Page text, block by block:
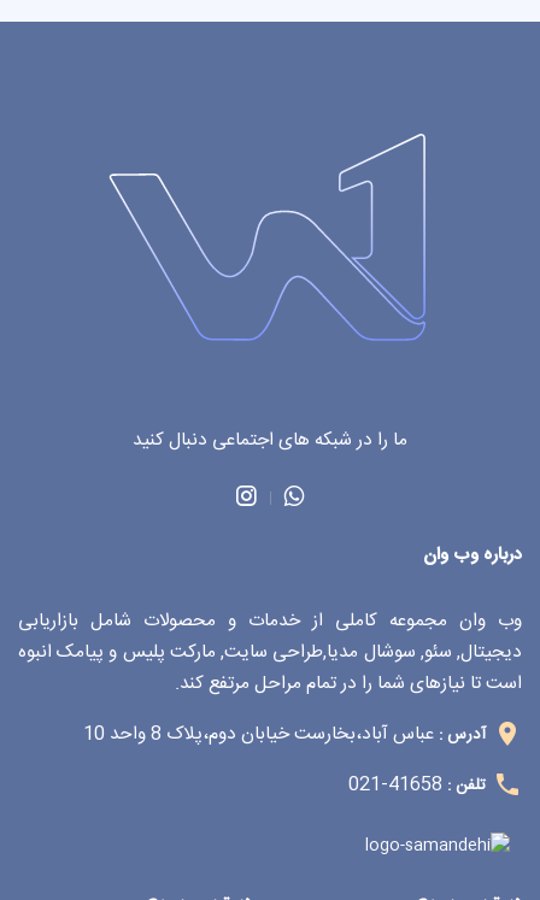
درباره وب وان
وب وان مجموعه کاملی از خدمات و محصولات شامل بازاریابی
دیجیتال, سئو, سوشال مدیا,طراحی سایت, مارکت پلیس و پیامک انبوه
است تا نیازهای شما را در تمام مراحل مرتفع کند.
آدرس : عباس آباد،بخارست خیابان دوم،پلاک 8 واحد 10
تلفن : 41658-021
ما را در شبکه های اجتماعی دنبال کنید